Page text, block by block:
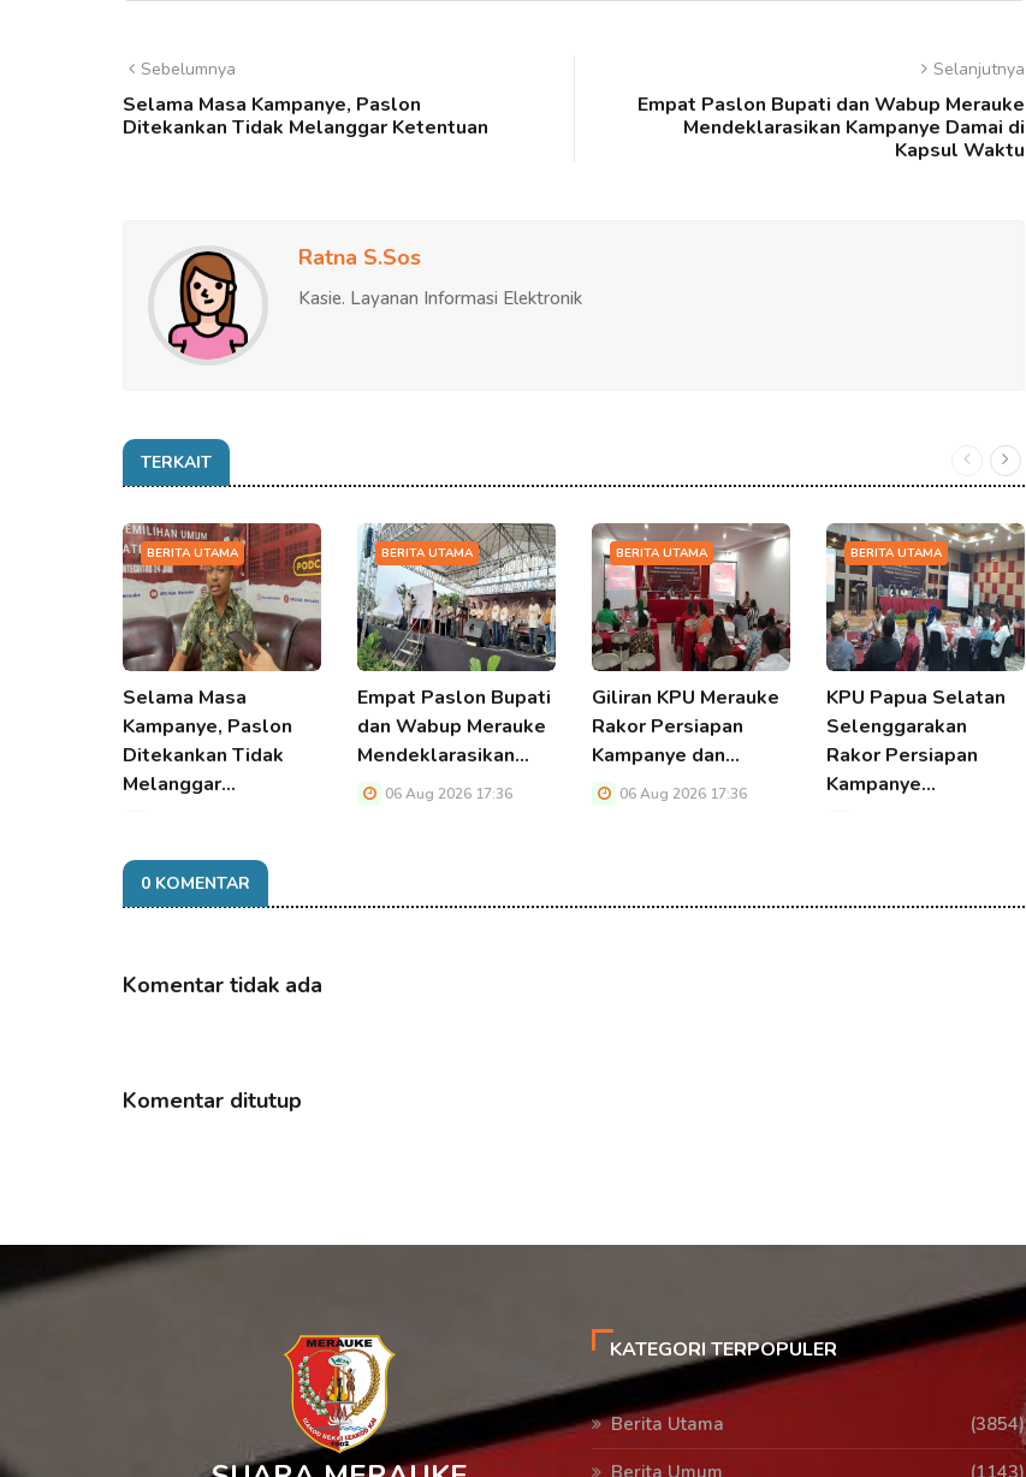
Sebelumnya
Selama Masa Kampanye, Paslon
Ditekankan Tidak Melanggar Ketentuan
Selanjutnya
Empat Paslon Bupati dan Wabup Merauke
Mendeklarasikan Kampanye Damai di
Kapsul Waktu
Ratna S.Sos
Kasie. Layanan Informasi Elektronik
TERKAIT
BERITA UTAMA
Selama Masa
Kampanye, Paslon
Ditekankan Tidak
Melanggar…
BERITA UTAMA
Empat Paslon Bupati
dan Wabup Merauke
Mendeklarasikan…
06 Aug 2026 17:36
BERITA UTAMA
Giliran KPU Merauke
Rakor Persiapan
Kampanye dan…
06 Aug 2026 17:36
BERITA UTAMA
KPU Papua Selatan
Selenggarakan
Rakor Persiapan
Kampanye…
0 KOMENTAR
Komentar tidak ada
Komentar ditutup
KATEGORI TERPOPULER
Berita Utama
(3854)
Berita Umum
(1143)